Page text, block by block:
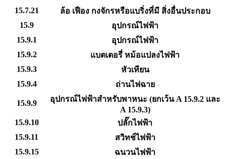
15.7.21
ล้อ เฟือง กงจักรหรือแบริ่งที่มี สิ่งอื่นประกอบ
15.9
อุปกรณ์ไฟฟ้า
15.9.1
อุปกรณ์ไฟฟ้า
15.9.2
แบตเตอรี่ หม้อแปลงไฟฟ้า
15.9.3
หัวเทียน
15.9.4
ถ่านไฟฉาย
15.9.9
อุปกรณ์ไฟฟ้าสำหรับพาหนะ (ยกเว้น A 15.9.2 และ
A 15.9.3)
15.9.10
ปลั๊กไฟฟ้า
15.9.11
สวิทช์ไฟฟ้า
15.9.15
ฉนวนไฟฟ้า